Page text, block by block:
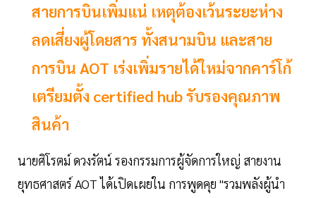
สายการบินเพิ่มแน่ เหตุต้องเว้นระยะห่าง
ลดเสี่ยงผู้โดยสาร ทั้งสนามบิน และสาย
การบิน AOT เร่งเพิ่มรายได้ใหม่จากคาร์โก้
เตรียมตั้ง certified hub รับรองคุณภาพ
สินค้า
นายศิโรตม์ ดวงรัตน์ รองกรรมการผู้จัดการใหญ่ สายงาน
ยุทธศาสตร์ AOT ได้เปิดเผยใน การพูดคุย "รวมพลังผู้นำ